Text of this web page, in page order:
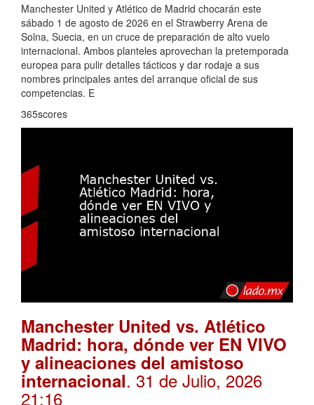
Manchester United y Atlético de Madrid chocarán este
sábado 1 de agosto de 2026 en el Strawberry Arena de
Solna, Suecia, en un cruce de preparación de alto vuelo
internacional. Ambos planteles aprovechan la pretemporada
europea para pulir detalles tácticos y dar rodaje a sus
nombres principales antes del arranque oficial de sus
competencias. E
365scores
Manchester United vs. Atlético
Madrid: hora, dónde ver EN VIVO
y alineaciones del amistoso
internacional. 31 de Julio, 2026
21:16